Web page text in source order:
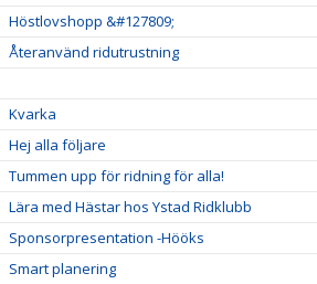
Höstlovshopp &#127809;
Återanvänd ridutrustning
Kvarka
Hej alla följare
Tummen upp för ridning för alla!
Lära med Hästar hos Ystad Ridklubb
Sponsorpresentation -Hööks
Smart planering